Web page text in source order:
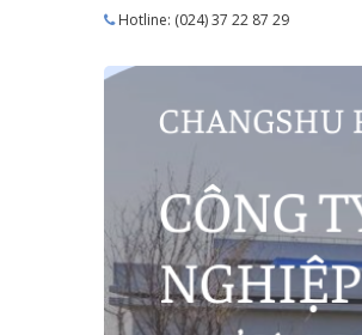
Hotline: (024) 37 22 87 29